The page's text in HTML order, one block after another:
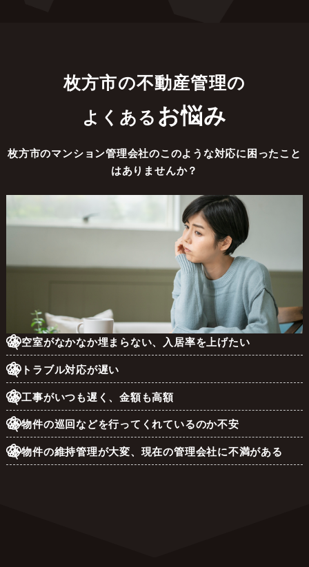
枚方市の不動産管理の
よくある お悩み
枚方市のマンション管理会社のこのような対応に困ったこと
はありませんか？
空室がなかなか埋まらない、入居率を上げたい
トラブル対応が遅い
工事がいつも遅く、金額も高額
物件の巡回などを行ってくれているのか不安
物件の維持管理が大変、現在の管理会社に不満がある